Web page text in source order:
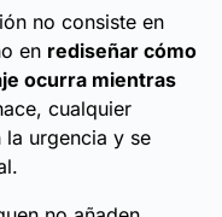
no consiste en
en rediseñar cómo
ocurra mientras
cualquier
urgencia y se